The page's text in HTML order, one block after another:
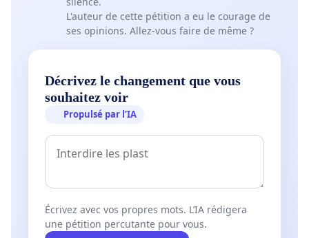
L'auteur de cette pétition a eu le courage de
ses opinions. Allez-vous faire de même ?
Décrivez le changement que vous
souhaitez voir
Propulsé par l’IA
Écrivez avec vos propres mots. L’IA rédigera
une pétition percutante pour vous.